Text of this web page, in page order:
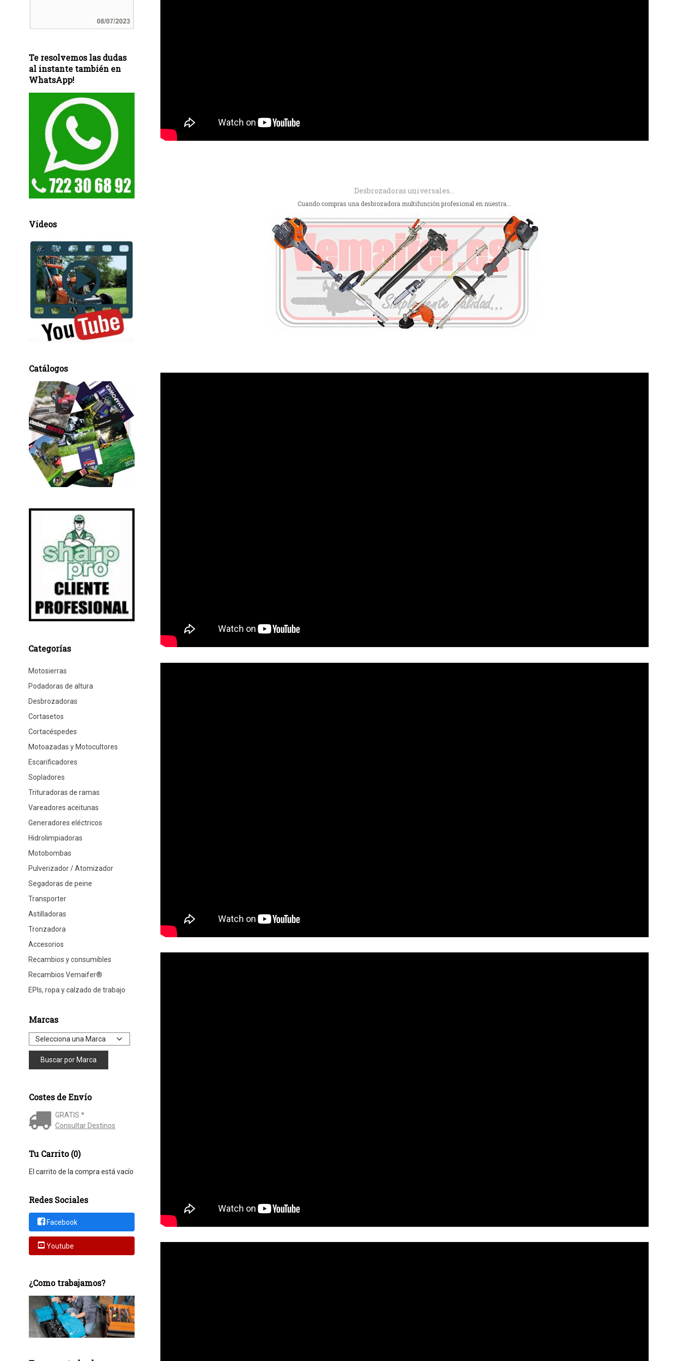
Te resolvemos las dudas
al instante también en
WhatsApp!
Videos
Catálogos
Categorías
Motosierras
Podadoras de altura
Desbrozadoras
Cortasetos
Cortacéspedes
Motoazadas y Motocultores
Escarificadores
Sopladores
Trituradoras de ramas
Vareadores aceitunas
Generadores eléctricos
Hidrolimpiadoras
Motobombas
Pulverizador / Atomizador
Segadoras de peine
Transporter
Astilladoras
Tronzadora
Accesorios
Recambios y consumibles
Recambios Vemaifer®
EPIs, ropa y calzado de trabajo
Marcas
Costes de Envío
GRATIS *
Consultar Destinos
Tu Carrito (0)
El carrito de la compra está vacío
Redes Sociales
Facebook
Youtube
¿Como trabajamos?
Desbrozadoras universales...
Cuando compras una desbrozadora multifunción profesional en nuestra...